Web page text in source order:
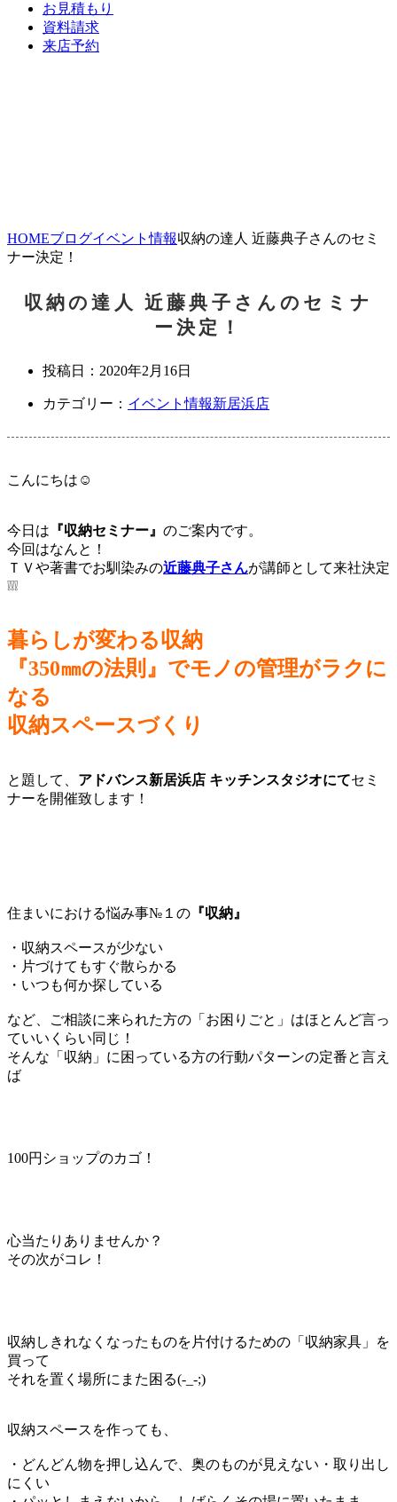
お見積もり
資料請求
来店予約
HOMEブログイベント情報収納の達人 近藤典子さんのセミ
ナー決定！
収納の達人 近藤典子さんのセミナ
ー決定！
投稿日： 2020年2月16日
カテゴリー： イベント情報新居浜店
こんにちは☺
今日は 『収納セミナー』 のご案内です。
今回はなんと！
ＴＶや著書でお馴染みの近藤典子さんが講師として来社決定
❕❕❕
暮らしが変わる収納
『350㎜の法則』でモノの管理がラクに
なる
収納スペースづくり
と題して、 アドバンス新居浜店 キッチンスタジオにてセミ
ナーを開催致します！
住まいにおける悩み事№１の 『収納』
・収納スペースが少ない
・片づけてもすぐ散らかる
・いつも何か探している
など、ご相談に来られた方の「お困りごと」はほとんど言っ
ていいくらい同じ！
そんな「収納」に困っている方の行動パターンの定番と言え
ば
100円ショップのカゴ！
心当たりありませんか？
その次がコレ！
収納しきれなくなったものを片付けるための「収納家具」を
買って
それを置く場所にまた困る(-_-;)
収納スペースを作っても、
・どんどん物を押し込んで、奥のものが見えない・取り出し
にくい